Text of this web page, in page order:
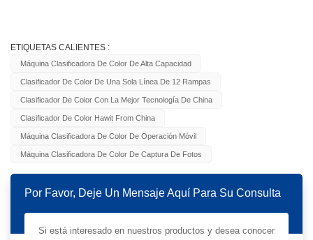
ETIQUETAS CALIENTES :
Máquina Clasificadora De Color De Alta Capacidad
Clasificador De Color De Una Sola Línea De 12 Rampas
Clasificador De Color Con La Mejor Tecnología De China
Clasificador De Color Hawit From China
Máquina Clasificadora De Color De Operación Móvil
Máquina Clasificadora De Color De Captura De Fotos
Por Favor, Deje Un Mensaje Aquí Para Su Consulta
Si está interesado en nuestros productos y desea conocer